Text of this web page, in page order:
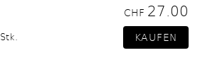
CHF 27.00
Stk.